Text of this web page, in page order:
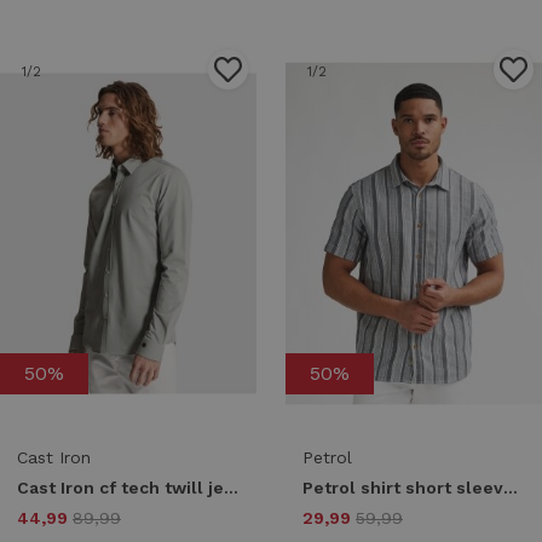
1/2
50%
Cast Iron
Cast Iron cf tech twill jersey csi2603220 Overhemd 9105 belgian block
44,99 89,99
1/2
50%
Petrol
Petrol shirt short sleeve uni m-1060-sis417 Overhemd 5178 navy blue
29,99 59,99